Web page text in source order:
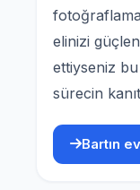
elinizi
ettiyseniz
sürecin
Bartın